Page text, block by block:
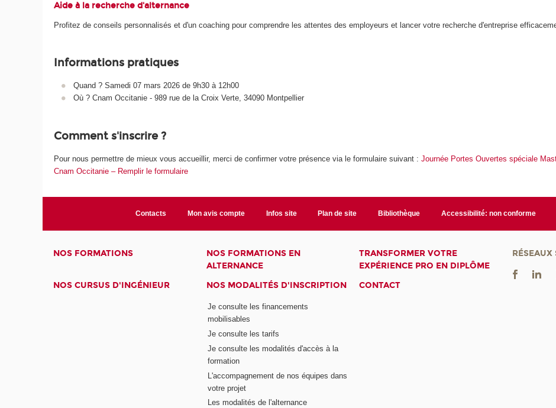
Aide à la recherche d'alternance
Profitez de conseils personnalisés et d'un coaching pour comprendre les attentes des employeurs et lancer votre recherche d'entreprise
Informations pratiques
Quand ? Samedi 07 mars 2026 de 9h30 à 12h00
Où ? Cnam Occitanie - 989 rue de la Croix Verte, 34090 Montpellier
Comment s'inscrire ?
Pour nous permettre de mieux vous accueillir, merci de confirmer votre présence via le formulaire suivant :Journée Portes Ouvertes spéciale
Cnam Occitanie – Remplir le formulaire
Contacts Mon avis compte Infos site Plan de site Bibliothèque Accessibilité: non conforme
NOS FORMATIONS
NOS FORMATIONS EN
ALTERNANCE
TRANSFORMER VOTRE
EXPÉRIENCE PRO EN DIPLÔME
NOS CURSUS D'INGÉNIEUR
NOS MODALITÉS D'INSCRIPTION
Je consulte les financements
mobilisables
Je consulte les tarifs
Je consulte les modalités d'accès à la
formation
L'accompagnement de nos équipes dans
votre projet
Les modalités de l'alternance
CONTACT